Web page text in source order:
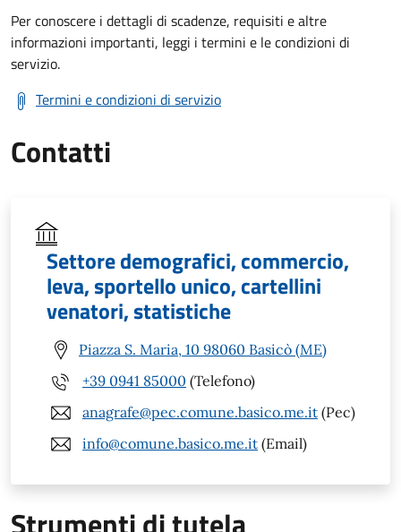
Per conoscere i dettagli di scadenze, requisiti e altre
informazioni importanti, leggi i termini e le condizioni di
servizio.
Termini e condizioni di servizio
Contatti
Settore demografici, commercio,
leva, sportello unico, cartellini
venatori, statistiche
Piazza S. Maria, 10 98060 Basicò (ME)
+39 0941 85000 (Telefono)
anagrafe@pec.comune.basico.me.it (Pec)
info@comune.basico.me.it (Email)